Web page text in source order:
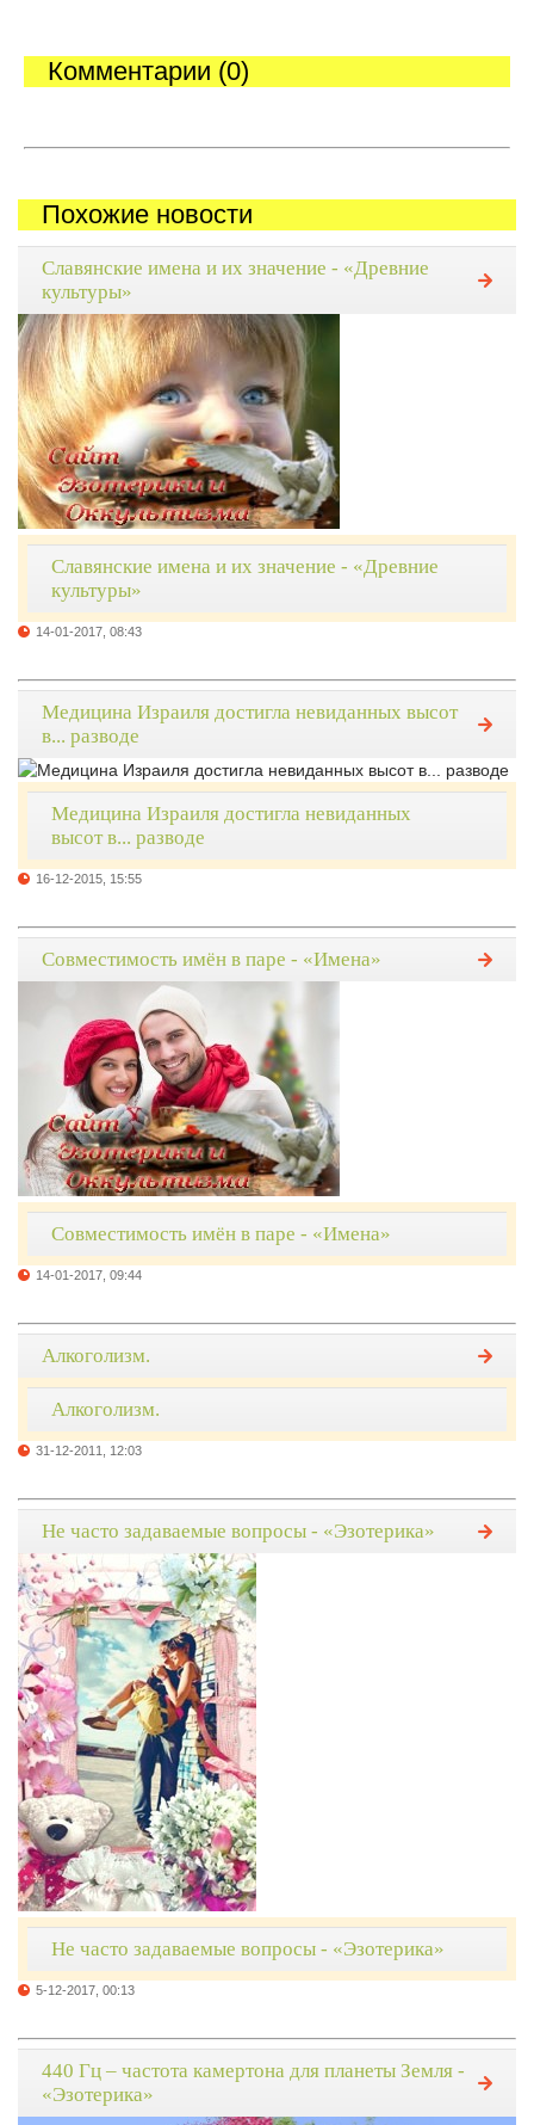
Комментарии (0)
Похожие новости
Славянские имена и их значение - «Древние
культуры»
Славянские имена и их значение - «Древние
культуры»
14-01-2017, 08:43
Медицина Израиля достигла невиданных высот
в... разводе
Медицина Израиля достигла невиданных
высот в... разводе
16-12-2015, 15:55
Совместимость имён в паре - «Имена»
Совместимость имён в паре - «Имена»
14-01-2017, 09:44
Алкоголизм.
Алкоголизм.
31-12-2011, 12:03
Не часто задаваемые вопросы - «Эзотерика»
Не часто задаваемые вопросы - «Эзотерика»
5-12-2017, 00:13
440 Гц – частота камертона для планеты Земля -
«Эзотерика»